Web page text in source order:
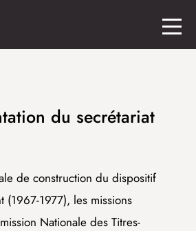
du secrétariat
de construction du dispositif
(1967-1977), les missions
Nationale des Titres-